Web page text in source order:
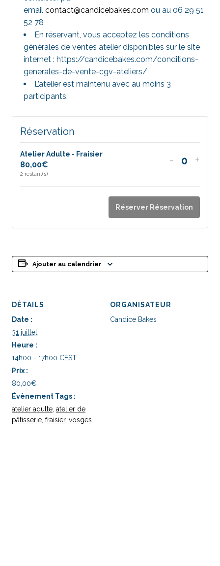
email contact@candicebakes.com ou au 06 29 51
52 78
En réservant, vous acceptez les conditions
générales de ventes atelier disponibles sur le site
internet : https://candicebakes.com/conditions-
generales-de-vente-cgv-ateliers/
L’atelier est maintenu avec au moins 3
participants.
Réservation
Atelier Adulte - Fraisier
80,00€
2 restant(s)
Diminuer
quantité
de
billets
pour
Adulte
-
-
de
-
+
Réserver Réservation
Ajouter au calendrier
DÉTAILS
Date :
31 juillet
Heure :
14h00 - 17h00 CEST
Prix :
80,00€
Évènement Tags :
atelier adulte, atelier de
pâtisserie, fraisier, vosges
ORGANISATEUR
Candice Bakes